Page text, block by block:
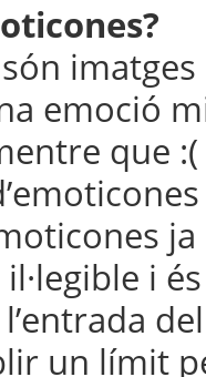
emoció
que
i
un límit